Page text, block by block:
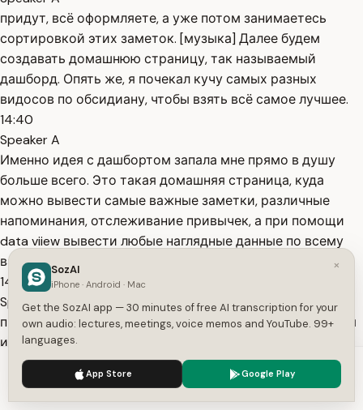
придут, всё оформляете, а уже потом занимаетесь
сортировкой этих заметок. [музыка] Далее будем
создавать домашнюю страницу, так называемый
дашборд. Опять же, я почекал кучу самых разных
видосов по обсидиану, чтобы взять всё самое лучшее.
14:40
Speaker A
Именно идея с дашбортом запала мне прямо в душу
больше всего. Это такая домашняя страница, куда
можно вывести самые важные заметки, различные
напоминания, отслеживание привычек, а при помощи
data viiew вывести любые наглядные данные по всему
вашему хранилищу, как, например,
14:56
Speaker A
просмотреть последние отредактированные страницы
или же пять случайных страниц. Тут что придёт вам в
голову, короче говоря. Для этого нам понадобится
открыть созданном вам хранилище, куда вы указывали
путь при первом открытии программы, папку под
We use cookies to enhance your experience.
×
SozAI
iPhone · Android · Mac
Get the SozAI app — 30 minutes of free AI transcription for your
own audio: lectures, meetings, voice memos and YouTube. 99+
languages.
App Store Google Play